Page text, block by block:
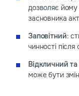
дозволяє йому
засновника
Заповітний:
чинності після
Відкличний
може бути